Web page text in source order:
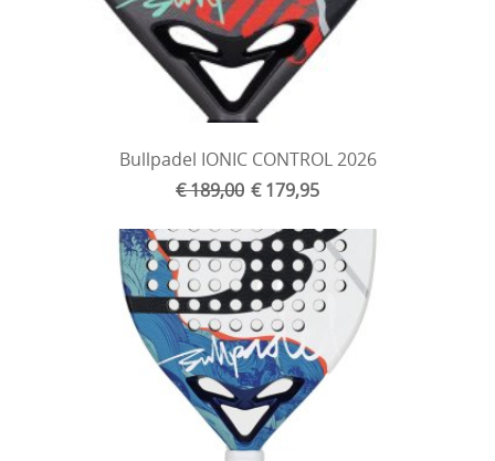
Bullpadel IONIC CONTROL 2026
€ 189,00 € 179,95